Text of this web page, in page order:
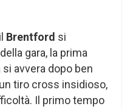
Brentford si
gara, la prima
avvera dopo ben
tiro cross insidioso,
Il primo tempo